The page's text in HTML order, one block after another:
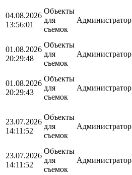
04.08.2026
13:56:01
Объекты
для
съемок
Администратор
01.08.2026
20:29:48
Объекты
для
съемок
Администратор
01.08.2026
20:29:43
Объекты
для
съемок
Администратор
23.07.2026
14:11:52
Объекты
для
съемок
Администратор
23.07.2026
14:11:52
Объекты
для
съемок
Администратор